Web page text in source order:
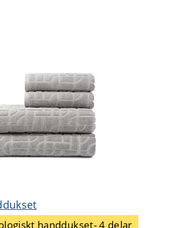
handdukset- 4 delar